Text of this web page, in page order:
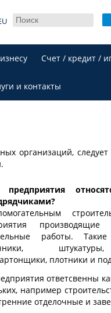
Счет / кредит /
и контакты
организаций,
предприятия
работы.
плотники и
ответсвенны
например
отделочные и